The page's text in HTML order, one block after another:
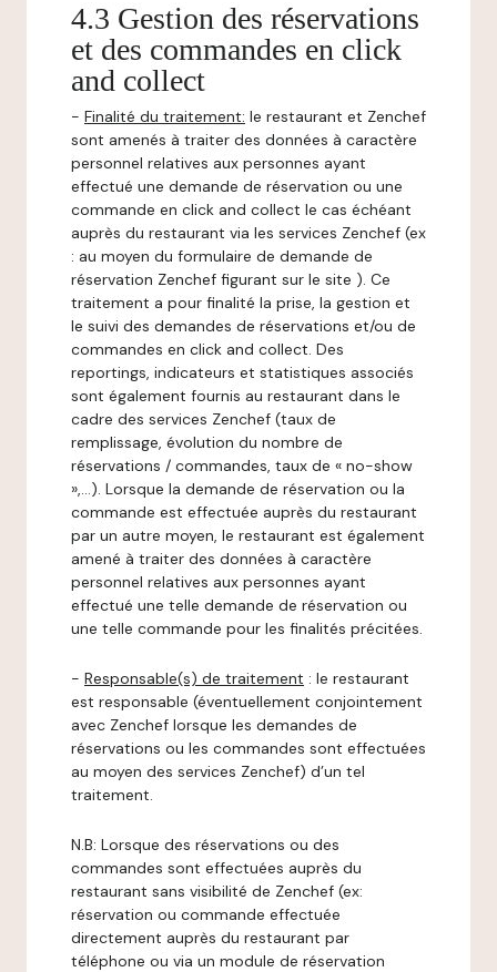
4.3 Gestion des réservations
et des commandes en click
and collect
- Finalité du traitement: le restaurant et Zenchef
sont amenés à traiter des données à caractère
personnel relatives aux personnes ayant
effectué une demande de réservation ou une
commande en click and collect le cas échéant
auprès du restaurant via les services Zenchef (ex
: au moyen du formulaire de demande de
réservation Zenchef figurant sur le site ). Ce
traitement a pour finalité la prise, la gestion et
le suivi des demandes de réservations et/ou de
commandes en click and collect. Des
reportings, indicateurs et statistiques associés
sont également fournis au restaurant dans le
cadre des services Zenchef (taux de
remplissage, évolution du nombre de
réservations / commandes, taux de « no-show
»,…). Lorsque la demande de réservation ou la
commande est effectuée auprès du restaurant
par un autre moyen, le restaurant est également
amené à traiter des données à caractère
personnel relatives aux personnes ayant
effectué une telle demande de réservation ou
une telle commande pour les finalités précitées.
- Responsable(s) de traitement : le restaurant
est responsable (éventuellement conjointement
avec Zenchef lorsque les demandes de
réservations ou les commandes sont effectuées
au moyen des services Zenchef) d’un tel
traitement.
N.B: Lorsque des réservations ou des
commandes sont effectuées auprès du
restaurant sans visibilité de Zenchef (ex:
réservation ou commande effectuée
directement auprès du restaurant par
téléphone ou via un module de réservation